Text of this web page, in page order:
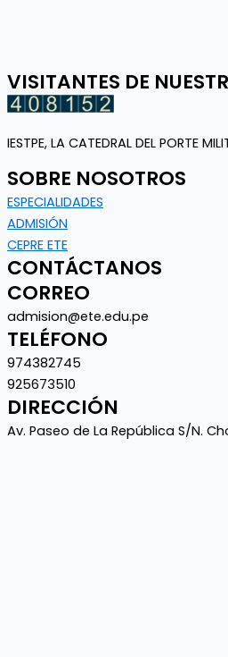
VISITANTES DE
IESTPE, LA CATEDRAL DEL PORTE
SOBRE NOSOTROS
ESPECIALIDADES
ADMISIÓN
CEPRE ETE
CONTÁCTANOS
CORREO
admision@ete.edu.pe
TELÉFONO
974382745
925673510
DIRECCIÓN
Av. Paseo de La República S/N.